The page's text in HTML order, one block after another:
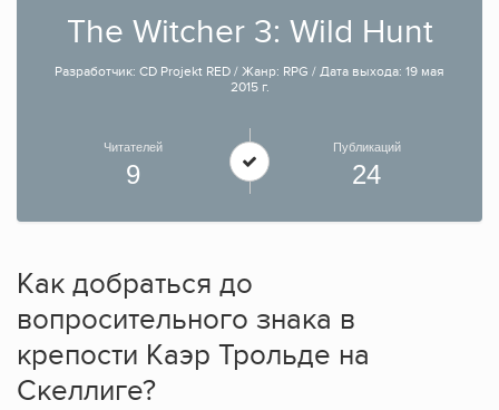
The Witcher 3: Wild Hunt
Разработчик: CD Projekt RED / Жанр: RPG / Дата выхода: 19 мая
2015 г.
Читателей
9
Публикаций
24
Как добраться до
вопросительного знака в
крепости Каэр Трольде на
Скеллиге?